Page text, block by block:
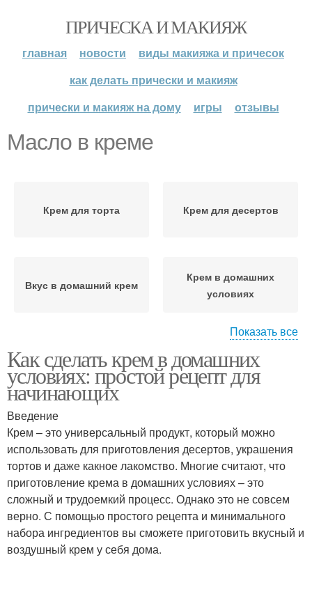
ПРИЧЕСКА И МАКИЯЖ
главная новости
виды макияжа и причесок
как делать прически и макияж
прически и макияж на дому
игры отзывы
Масло в креме
Крем для торта Крем для десертов
Вкус в домашний крем
Крем в домашних
условиях
Белковый крем Заварной крем
Ванильный крем Клубничный крем
Творожный крем
Сливки для домашнего
крема
Показать все
Как сделать крем в домашних
условиях: простой рецепт для
начинающих
Введение
Крем – это универсальный продукт, который можно
использовать для приготовления десертов, украшения
тортов и даже какное лакомство. Многие считают, что
приготовление крема в домашних условиях – это
сложный и трудоемкий процесс. Однако это не совсем
верно. С помощью простого рецепта и минимального
набора ингредиентов вы сможете приготовить вкусный и
воздушный крем у себя дома.